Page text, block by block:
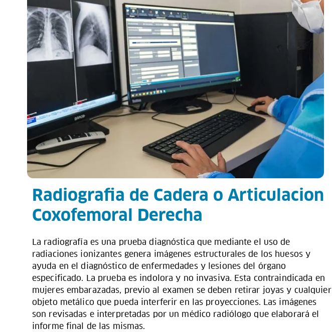
Radiografia de Cadera o Articulacion
Coxofemoral Derecha
La radiografía es una prueba diagnóstica que mediante el uso de
radiaciones ionizantes genera imágenes estructurales de los huesos y
ayuda en el diagnóstico de enfermedades y lesiones del órgano
especificado. La prueba es indolora y no invasiva. Esta contraindicada en
mujeres embarazadas, previo al examen se deben retirar joyas y cualquier
objeto metálico que pueda interferir en las proyecciones. Las imágenes
son revisadas e interpretadas por un médico radiólogo que elaborará el
informe final de las mismas.